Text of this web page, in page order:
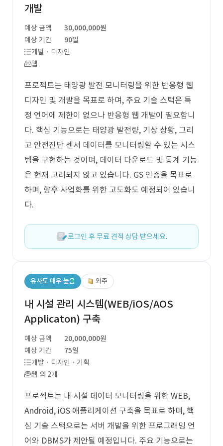
개발
예상 금액
30,000,000원
예상 기간
90일
개발 · 디자인
웹
프로젝트는 태양광 발전 모니터링을 위한 반응형 웹
디자인 및 개발을 목표로 하며, 주요 기술 스택은 특
정 언어에 제한이 없으나 반응형 웹 개발이 필요합니
다. 핵심 기능으로는 태양광 발전량, 기상 상황, 그리
고 안전진단 센서 데이터를 모니터링할 수 있는 시스
템을 구현하는 것이며, 데이터 다운로드 및 통계 기능
은 현재 고려되지 않고 있습니다. GS 인증을 목표로
하며, 향후 사업화를 위한 고도화도 예정되어 있습니
다.
로그인 후 무료 견적 상담 받으세요.
유사도 매우 높음 외주
내 시설 관리 시스템(WEB/iOS/AOS
Applicaton) 구축
예상 금액
20,000,000원
예상 기간
75일
개발 · 디자인 · 기획
웹 외 2개
프로젝트는 내 시설 데이터 모니터링을 위한 WEB,
Android, iOS 애플리케이션 구축을 목표로 하며, 핵
심 기술 스택으로는 서버 개발을 위한 프로그래밍 언
어와 DBMS가 제안될 예정입니다. 주요 기능으로는